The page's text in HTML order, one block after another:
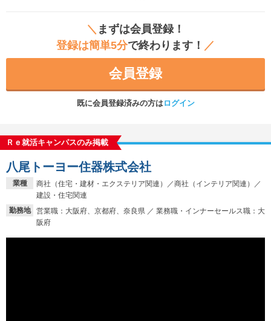
＼ まずは会員登録！
登録は簡単5分で終わります！ ／
会員登録
既に会員登録済みの方はログイン
Ｒｅ就活キャンパスのみ掲載
業種
商社（住宅・建材・エクステリア関連）／商社（インテリア関連）／
建設・住宅関連
勤務地
営業職：大阪府、京都府、奈良県 ／ 業務職・インナーセールス職：大
阪府
八尾トーヨー住器株式会社